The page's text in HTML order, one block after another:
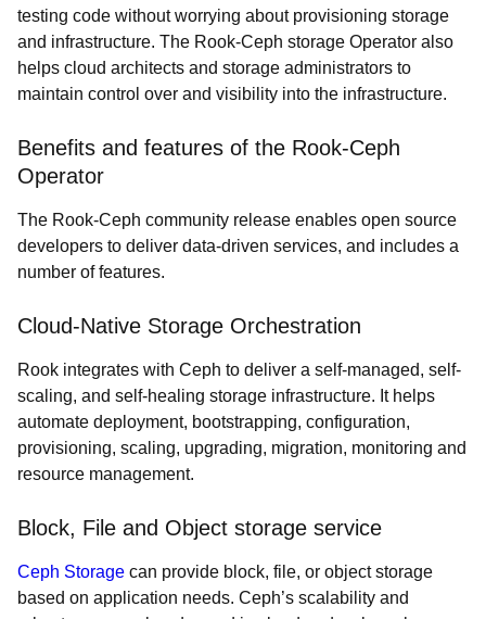
testing code without worrying about provisioning storage
and infrastructure. The Rook-Ceph storage Operator also
helps cloud architects and storage administrators to
maintain control over and visibility into the infrastructure.
Benefits and features of the Rook-Ceph
Operator
The Rook-Ceph community release enables open source
developers to deliver data-driven services, and includes a
number of features.
Cloud-Native Storage Orchestration
Rook integrates with Ceph to deliver a self-managed, self-
scaling, and self-healing storage infrastructure. It helps
automate deployment, bootstrapping, configuration,
provisioning, scaling, upgrading, migration, monitoring and
resource management.
Block, File and Object storage service
Ceph Storage can provide block, file, or object storage
based on application needs. Ceph’s scalability and